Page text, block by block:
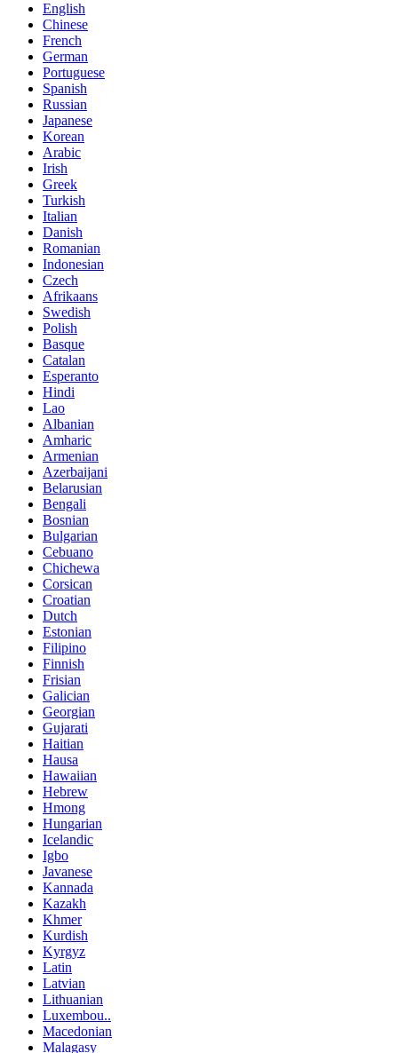
English
Chinese
French
German
Portuguese
Spanish
Russian
Japanese
Korean
Arabic
Irish
Greek
Turkish
Italian
Danish
Romanian
Indonesian
Czech
Afrikaans
Swedish
Polish
Basque
Catalan
Esperanto
Hindi
Lao
Albanian
Amharic
Armenian
Azerbaijani
Belarusian
Bengali
Bosnian
Bulgarian
Cebuano
Chichewa
Corsican
Croatian
Dutch
Estonian
Filipino
Finnish
Frisian
Galician
Georgian
Gujarati
Haitian
Hausa
Hawaiian
Hebrew
Hmong
Hungarian
Icelandic
Igbo
Javanese
Kannada
Kazakh
Khmer
Kurdish
Kyrgyz
Latin
Latvian
Lithuanian
Luxembou..
Macedonian
Malagasy